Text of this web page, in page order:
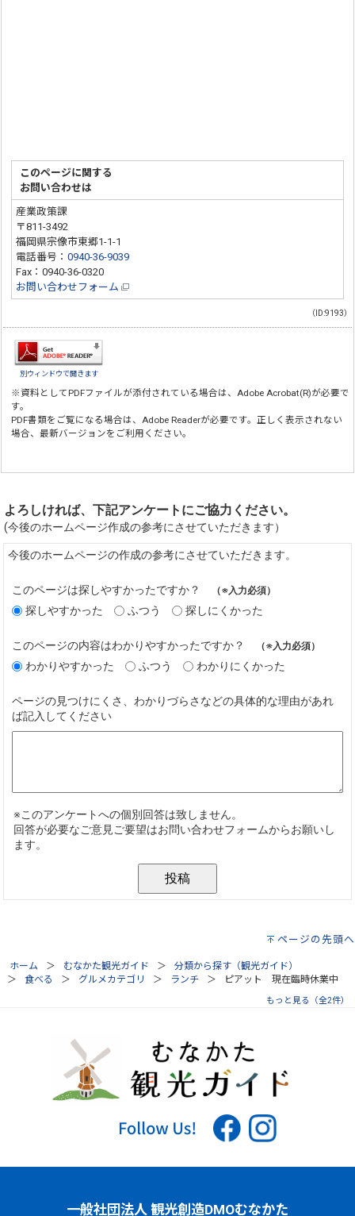
このページに関する
お問い合わせは
産業政策課
〒811-3492
福岡県宗像市東郷1-1-1
電話番号：0940-36-9039
Fax：0940-36-0320
お問い合わせフォーム
（ID:9193）
別ウィンドウで開きます
※資料としてPDFファイルが添付されている場合は、 Adobe Acrobat(R)が必要で
す。
PDF書類をご覧になる場合は、 Adobe Readerが必要です。正しく表示されない
場合、最新バージョンをご利用ください。
ページの先頭へ
ホーム むなかた観光ガイド
分類から探す（観光ガイド）
食べる
グルメカテゴリ ランチ ピアット 現在臨時休業中
もっと見る（全2件）
一般社団法人 観光創造DMOむなかた